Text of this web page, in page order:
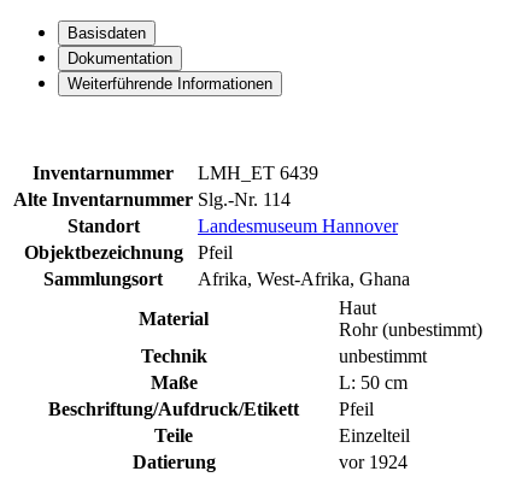
Basisdaten
Dokumentation
Weiterführende Informationen
Inventarnummer
LMH_ET 6439
Alte Inventarnummer Slg.-Nr. 114
Standort
Landesmuseum Hannover
Objektbezeichnung
Pfeil
Sammlungsort
Afrika, West-Afrika, Ghana
Material
Haut
Rohr (unbestimmt)
Technik
unbestimmt
Maße
L: 50 cm
Beschriftung/Aufdruck/Etikett
Pfeil
Teile
Einzelteil
Datierung
vor 1924